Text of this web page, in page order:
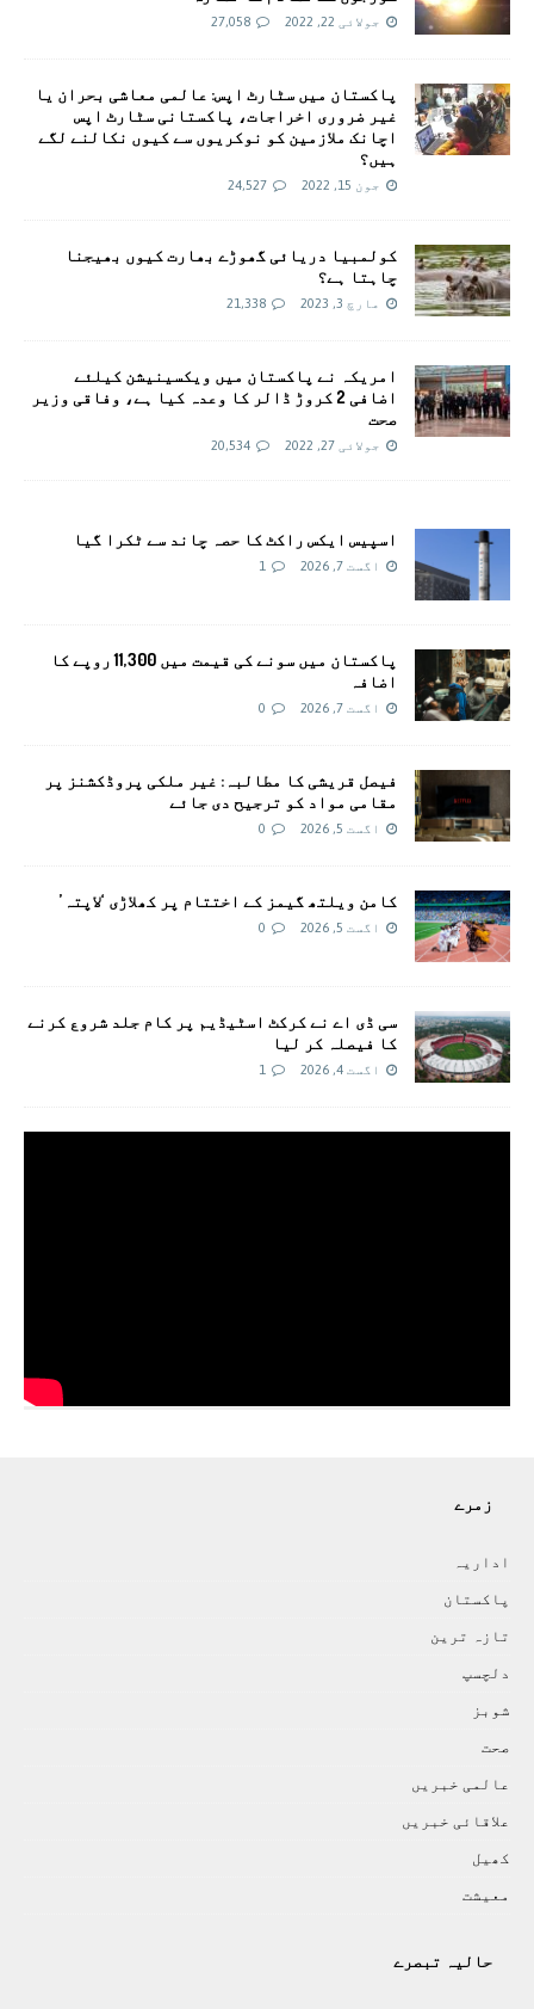
جولائی 22, 2022 27,058
پاکستان میں سٹارٹ اپس: عالمی معاشی بحران یا
غیر ضروری اخراجات، پاکستانی سٹارٹ اپس
اچانک ملازمین کو نوکریوں سے کیوں نکالنے لگے
ہیں؟
جون 15, 2022 24,527
کولمبیا دریائی گھوڑے بھارت کیوں بھیجنا
چاہتا ہے؟
مارچ 3, 2023 21,338
امريکہ نے پاکستان میں ویکسینیشن کیلئے
اضافی 2 کروڑ ڈالر کا وعدہ کیا ہے، وفاقی وزیر
صحت
جولائی 27, 2022 20,534
اسپیس ایکس راکٹ کا حصہ چاند سے ٹکرا گیا
اگست 7, 2026 1
پاکستان میں سونے کی قیمت میں 11,300 روپے کا
اضافہ
اگست 7, 2026 0
فیصل قریشی کا مطالبہ: غیر ملکی پروڈکشنز پر
مقامی مواد کو ترجیح دی جائے
اگست 5, 2026 0
کامن ویلتھ گیمز کے اختتام پر کھلاڑی ‘لاپتہ’
اگست 5, 2026 0
سی ڈی اے نے کرکٹ اسٹیڈیم پر کام جلد شروع کرنے
کا فیصلہ کر لیا
اگست 4, 2026 1
زمرے
اداريہ
پاکستان
تازہ ترين
دلچسپ
شوبز
صحت
عالمی خبريں
علاقائی خبريں
کھيل
معيشت
حالیہ تبصرے